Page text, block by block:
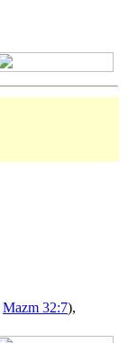
Mazm 32:7),